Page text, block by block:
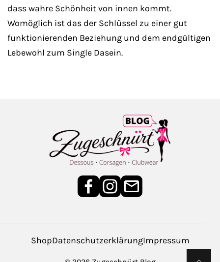
dass wahre Schönheit von innen kommt.
Womöglich ist das der Schlüssel zu einer gut
funktionierenden Beziehung und dem endgültigen
Lebewohl zum Single Dasein.
ShopDaten­schutz­erklärungImpressum